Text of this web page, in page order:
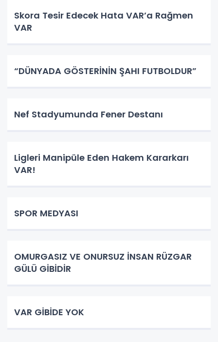
Skora Tesir Edecek Hata VAR’a Rağmen
VAR
“DÜNYADA GÖSTERİNİN ŞAHI FUTBOLDUR”
Nef Stadyumunda Fener Destanı
Ligleri Manipüle Eden Hakem Kararkarı
VAR!
SPOR MEDYASI
OMURGASIZ VE ONURSUZ İNSAN RÜZGAR
GÜLÜ GİBİDİR
VAR GİBİDE YOK